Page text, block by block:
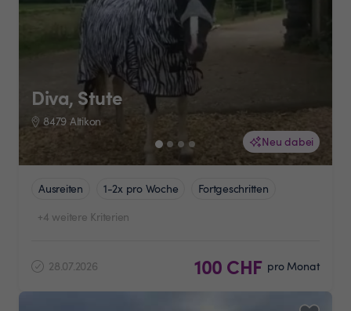
Neu dabei
Diva, Stute
8479 Altikon
Ausreiten 1-2x pro Woche
Fortgeschritten
+4 weitere Kriterien
28.07.2026 100 CHF pro Monat